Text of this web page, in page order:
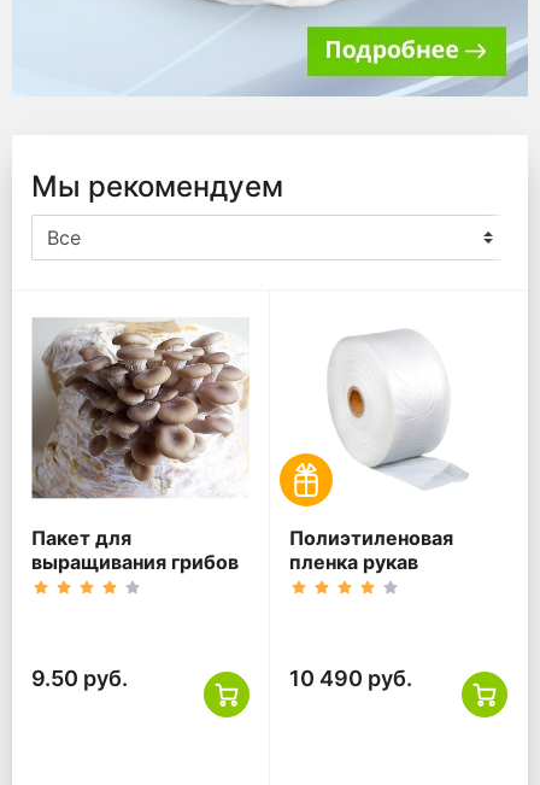
Мы рекомендуем
Пакет для
выращивания грибов
9.50 руб.
Полиэтиленовая
пленка рукав
10 490 руб.